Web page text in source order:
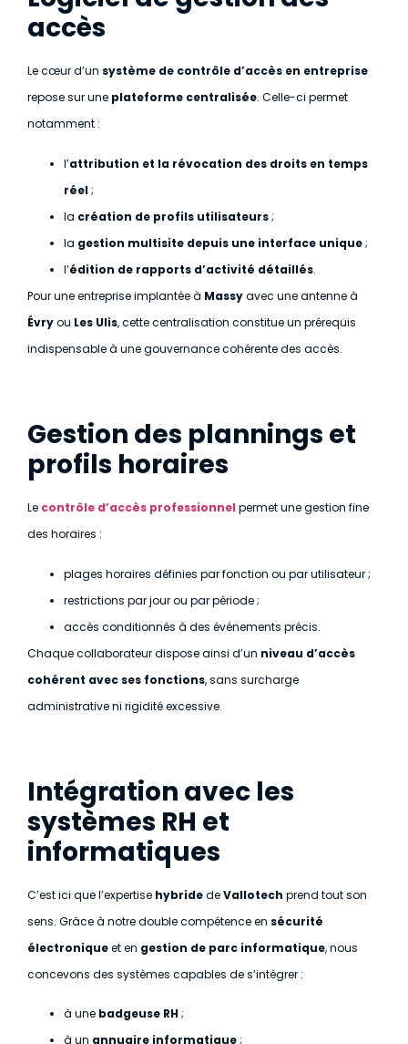
accès
Le cœur d’un système de contrôle d’accès en entreprise
repose sur une plateforme centralisée. Celle-ci permet
notamment :
l’attribution et la révocation des droits en temps
réel;
la création de profils utilisateurs;
la gestion multisite depuis une interface unique;
l’édition de rapports d’activité détaillés.
Pour une entreprise implantée à Massyavec une antenne à
Évryou Les Ulis, cette centralisation constitue un prérequis
indispensable à une gouvernance cohérente des accès.
Gestion des plannings et
profils horaires
Le contrôle d’accès professionnel permet une gestion fine
des horaires :
plages horaires définies par fonction ou par utilisateur ;
restrictions par jour ou par période ;
accès conditionnés à des événements précis.
Chaque collaborateur dispose ainsi d’un niveau d’accès
cohérent avec ses fonctions, sans surcharge
administrative ni rigidité excessive.
Intégration avec les
systèmes RH et
informatiques
C’est ici que l’expertise hybridedeVallotech prend tout son
sens. Grâce à notre double compétence en sécurité
électroniqueet en gestion de parc informatique, nous
concevons des systèmes capables de s’intégrer :
à une badgeuse RH;
à un annuaire informatique;